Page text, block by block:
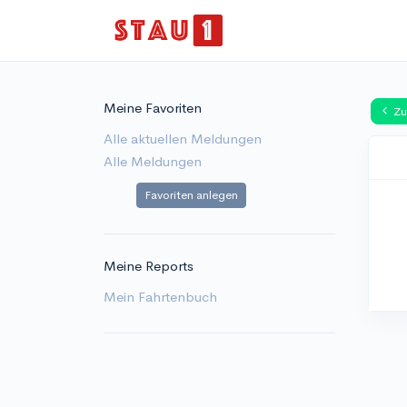
Meine Favoriten
Alle aktuellen Meldungen
Alle Meldungen
Favoriten anlegen
Meine Reports
Mein Fahrtenbuch